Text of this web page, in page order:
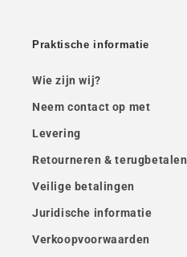
Praktische informatie
Wie zijn wij?
Neem contact op met
Levering
Retourneren & terugbetalen
Veilige betalingen
Juridische informatie
Verkoopvoorwaarden